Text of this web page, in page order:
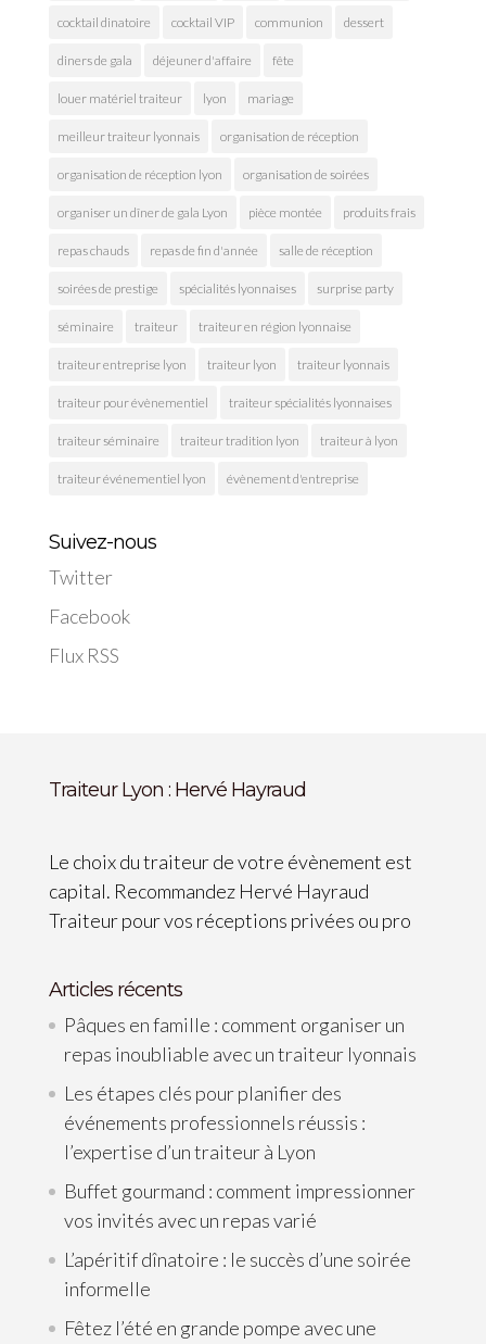
cocktail dinatoire cocktail VIP communion dessert
diners de gala déjeuner d'affaire fête
louer matériel traiteur lyon mariage
meilleur traiteur lyonnais organisation de réception
organisation de réception lyon organisation de soirées
organiser un dîner de gala Lyon pièce montée produits frais
repas chauds repas de fin d'année salle de réception
soirées de prestige spécialités lyonnaises surprise party
séminaire traiteur traiteur en région lyonnaise
traiteur entreprise lyon traiteur lyon traiteur lyonnais
traiteur pour évènementiel traiteur spécialités lyonnaises
traiteur séminaire traiteur tradition lyon traiteur à lyon
traiteur événementiel lyon évènement d'entreprise
Suivez-nous
Twitter
Facebook
Flux RSS
Traiteur Lyon : Hervé Hayraud
Le choix du traiteur de votre évènement est
capital. Recommandez Hervé Hayraud
Traiteur pour vos réceptions privées ou pro
Articles récents
Pâques en famille : comment organiser un
repas inoubliable avec un traiteur lyonnais
Les étapes clés pour planifier des
événements professionnels réussis :
l’expertise d’un traiteur à Lyon
Buffet gourmand : comment impressionner
vos invités avec un repas varié
L’apéritif dînatoire : le succès d’une soirée
informelle
Fêtez l’été en grande pompe avec une